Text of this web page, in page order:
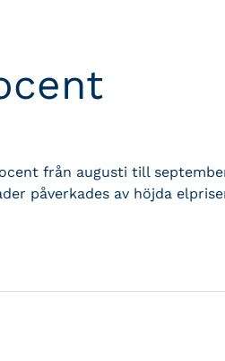
från augusti till
påverkades av höjda